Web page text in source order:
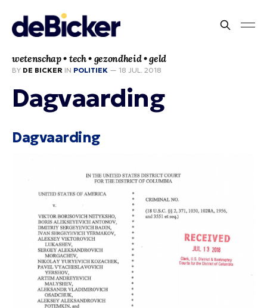
wetenschap • tech • gezondheid • geld
BY DE BICKER IN POLITIEK — 18 JUL. 2018
Dagvaarding
Dagvaarding